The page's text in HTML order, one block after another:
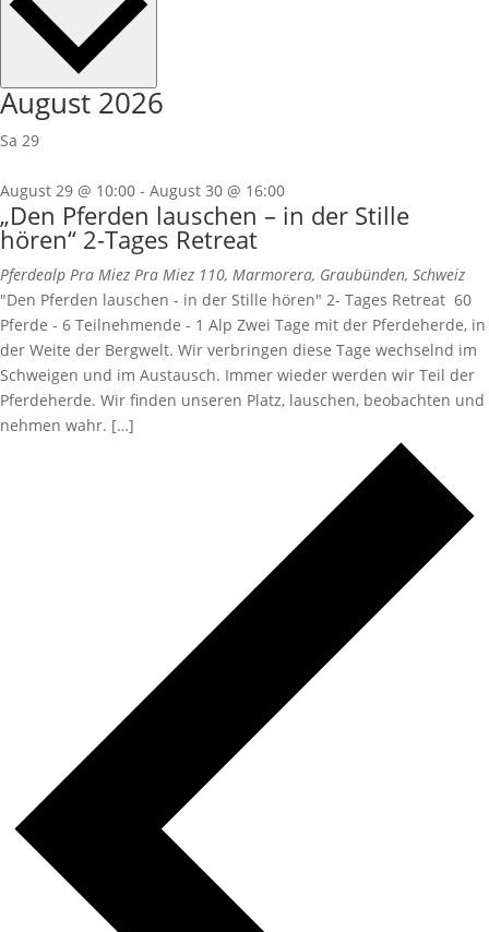
August 2026
Sa 29
August 29 @ 10:00 - August 30 @ 16:00
„Den Pferden lauschen – in der Stille
hören“ 2-Tages Retreat
Pferdealp Pra Miez Pra Miez 110, Marmorera, Graubünden, Schweiz
"Den Pferden lauschen - in der Stille hören" 2- Tages Retreat 60
Pferde - 6 Teilnehmende - 1 Alp Zwei Tage mit der Pferdeherde, in
der Weite der Bergwelt. Wir verbringen diese Tage wechselnd im
Schweigen und im Austausch. Immer wieder werden wir Teil der
Pferdeherde. Wir finden unseren Platz, lauschen, beobachten und
nehmen wahr. […]